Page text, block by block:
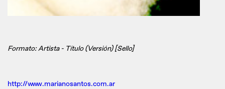
Formato: Artista - Título (Versión) [Sello]
http://www.marianosantos.com.ar